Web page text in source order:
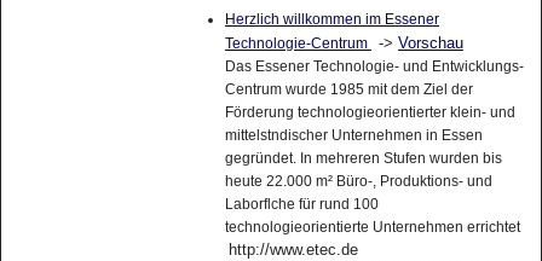
Herzlich willkommen im Essener
Technologie-Centrum
-> Vorschau
Das Essener Technologie- und Entwicklungs-
Centrum wurde 1985 mit dem Ziel der
Förderung technologieorientierter klein- und
mittelstndischer Unternehmen in Essen
gegründet. In mehreren Stufen wurden bis
heute 22.000 m² Büro-, Produktions- und
Laborflche für rund 100
technologieorientierte Unternehmen errichtet
http://www.etec.de